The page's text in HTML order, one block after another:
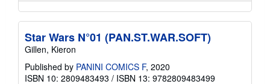
Star Wars N°01 (PAN.ST.WAR.SOFT)
Gillen, Kieron
Published by PANINI COMICS F, 2020
ISBN 10: 2809483493 / ISBN 13: 9782809483499